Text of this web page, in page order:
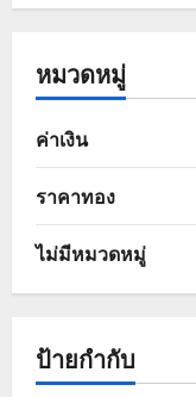
หมวดหมู่
ค่าเงิน
ราคาทอง
ไม่มีหมวดหมู่
ป้ายกำกับ